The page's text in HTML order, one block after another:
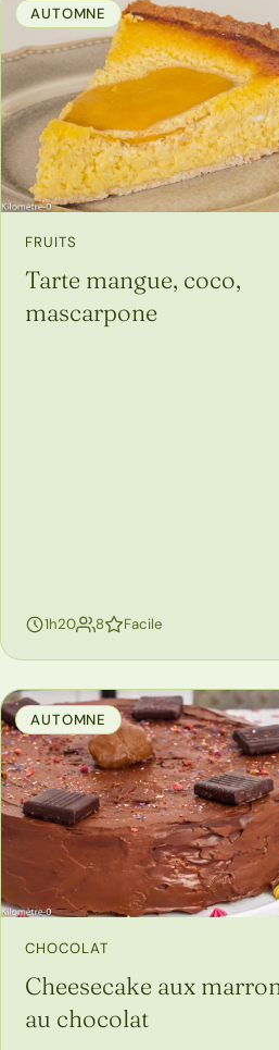
AUTOMNE
FRUITS
Tarte mangue, coco,
mascarpone
1h20 8personnes
Facile
AUTOMNE
CHOCOLAT
Cheesecake aux
au chocolat